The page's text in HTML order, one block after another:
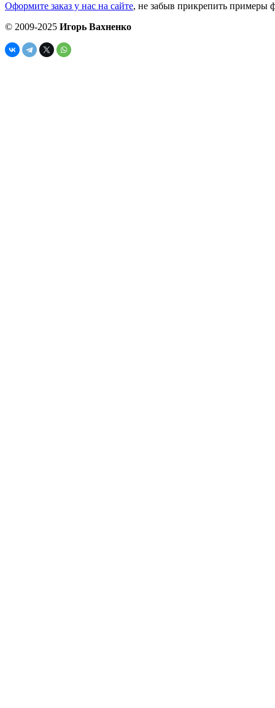
Оформите заказ у нас на сайте, не забыв прикрепить примеры
© 2009-2025 Игорь Вахненко